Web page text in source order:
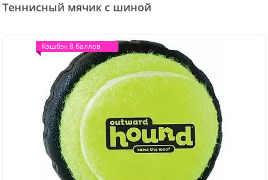
Теннисный мячик с шиной
Кэшбэк 8 баллов
Кэшбэк 8 баллов